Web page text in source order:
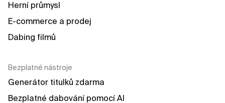
Herní průmysl
E-commerce a prodej
Dabing filmů
Bezplatné nástroje
Generátor titulků zdarma
Bezplatné dabování pomocí AI